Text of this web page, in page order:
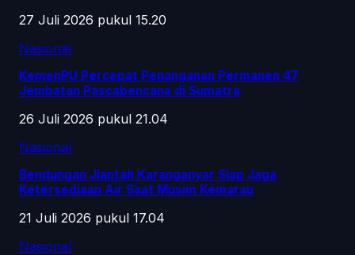
27 Juli 2026 pukul 15.20
Nasional
KemenPU Percepat Penanganan Permanen 47
Jembatan Pascabencana di Sumatra
26 Juli 2026 pukul 21.04
Nasional
Bendungan Jlantah Karanganyar Siap Jaga
Ketersediaan Air Saat Musim Kemarau
21 Juli 2026 pukul 17.04
Nasional